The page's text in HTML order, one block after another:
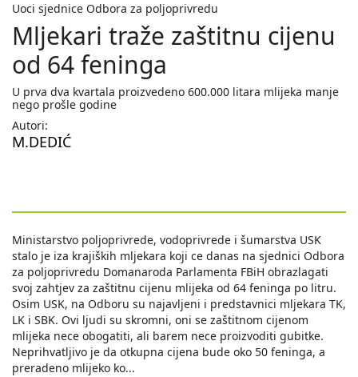
Uoci sjednice Odbora za poljoprivredu
Mljekari traže zaštitnu cijenu
od 64 feninga
U prva dva kvartala proizvedeno 600.000 litara mlijeka manje
nego prošle godine
Autori:
M.DEDIĆ
Ministarstvo poljoprivrede, vodoprivrede i šumarstva USK
stalo je iza krajiških mljekara koji ce danas na sjednici Odbora
za poljoprivredu Domanaroda Parlamenta FBiH obrazlagati
svoj zahtjev za zaštitnu cijenu mlijeka od 64 feninga po litru.
Osim USK, na Odboru su najavljeni i predstavnici mljekara TK,
LK i SBK. Ovi ljudi su skromni, oni se zaštitnom cijenom
mlijeka nece obogatiti, ali barem nece proizvoditi gubitke.
Neprihvatljivo je da otkupna cijena bude oko 50 feninga, a
preradeno mlijeko ko...